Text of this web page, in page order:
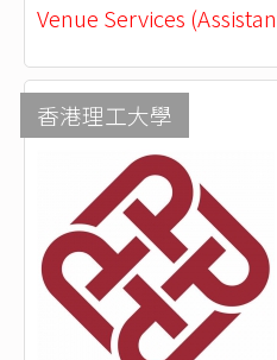
Venue Services
香港理工大學